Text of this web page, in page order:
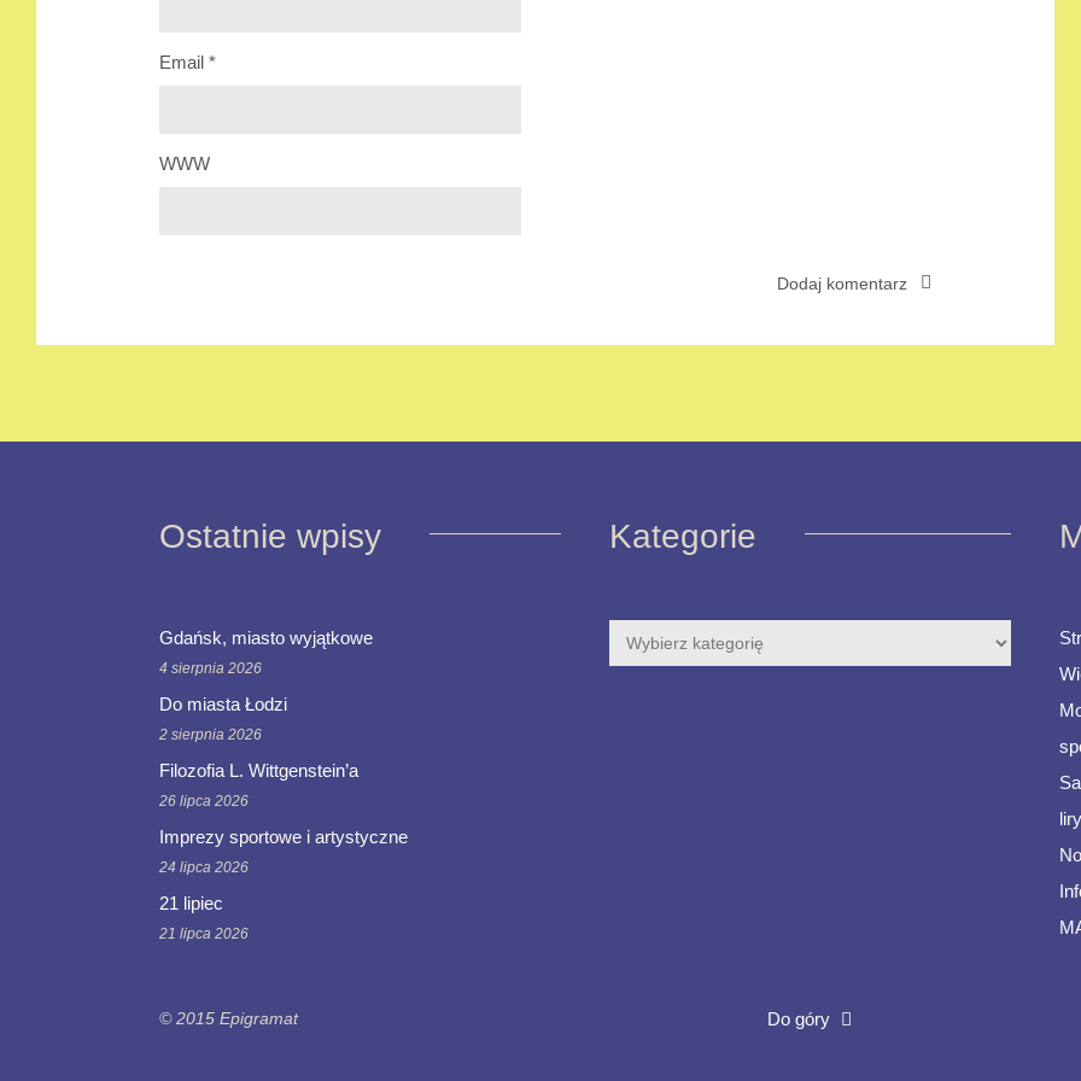
Email *
WWW
Ostatnie wpisy
Gdańsk, miasto wyjątkowe
4 sierpnia 2026
Do miasta Łodzi
2 sierpnia 2026
Filozofia L. Wittgenstein’a
26 lipca 2026
Imprezy sportowe i artystyczne
24 lipca 2026
21 lipiec
21 lipca 2026
Kategorie
© 2015 Epigramat Do góry